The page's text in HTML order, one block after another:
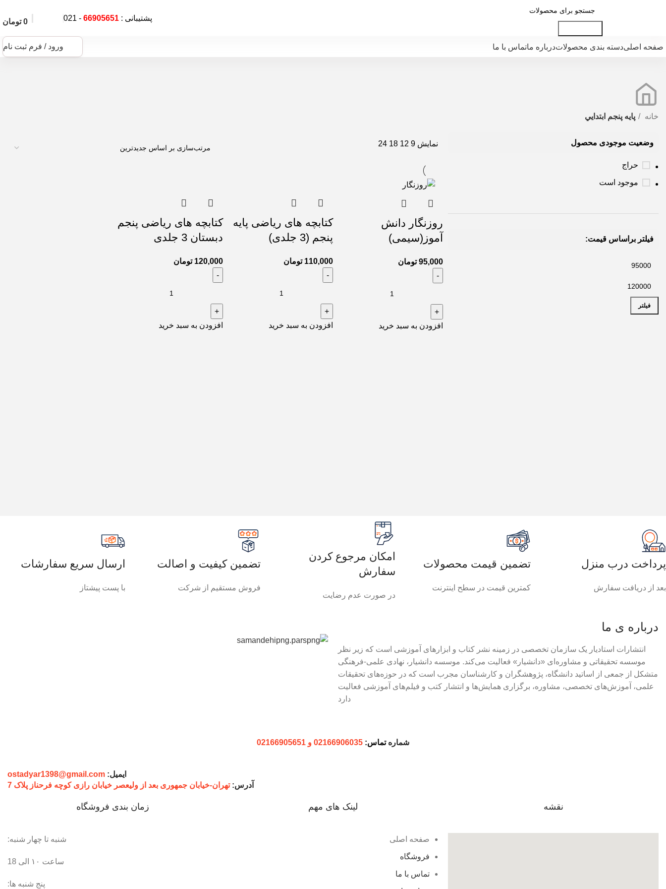
پشتیبانی : 66905651
- 021
0 تومان
صفحه اصلیدسته بندی محصولاتدرباره ماتماس با ما ورود / فرم ثبت نام
خانه پايه پنجم ابتدايي
وضعیت موجودی محصول
حراج
موجود است
فیلتر براساس قیمت:
فیلتر
نمایش 9
12
18
24
روزنگار دانش
آموز(سیمی)
95,000 تومان
افزودن به سبد خرید
کتابچه های ریاضی پایه
پنجم (3 جلدی)
110,000 تومان
افزودن به سبد خرید
كتابچه های ریاضی پنجم
دبستان 3 جلدی
120,000 تومان
افزودن به سبد خرید
پرداخت درب منزل
بعد از دریافت سفارش
تضمین قیمت محصولات
کمترین قیمت در سطح اینترنت
امکان مرجوع کردن
سفارش
در صورت عدم رضایت
تضمین کیفیت و اصالت
فروش مستقیم از شرکت
ارسال سریع سفارشات
با پست پیشتاز
درباره ی ما
انتشارات استادیار یک سازمان تخصصی در زمینه نشر کتاب و ابزارهای آموزشی است که زیر نظر
موسسه تحقیقاتی و مشاوره‌ای «دانشیار» فعالیت می‌کند. موسسه دانشیار، نهادی علمی-فرهنگی
متشکل از جمعی از اساتید دانشگاه، پژوهشگران و کارشناسان مجرب است که در حوزه‌های تحقیقات
علمی، آموزش‌های تخصصی، مشاوره، برگزاری همایش‌ها و انتشار کتب و فیلم‌های آموزشی فعالیت
دارد
شمارهتماس: 02166906035 و 02166905651
ایمیل: ostadyar1398@gmail.com
آدرس:تهران-خیابان جمهوری بعد از ولیعصر خیابان رازی کوچه فرحناز پلاک 7
نقشه لینک های مهم
صفحه اصلی
فروشگاه
تماس با ما
زمان بندی فروشگاه
شنبه تا چهار شنبه:
ساعت ۱۰ الی 18
پنج شنبه ها: